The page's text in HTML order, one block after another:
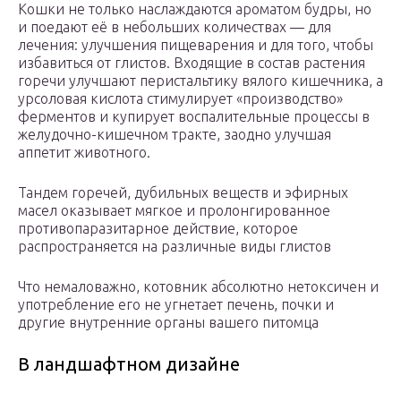
Кошки не только наслаждаются ароматом будры, но
и поедают её в небольших количествах — для
лечения: улучшения пищеварения и для того, чтобы
избавиться от глистов. Входящие в состав растения
горечи улучшают перистальтику вялого кишечника, а
урсоловая кислота стимулирует «производство»
ферментов и купирует воспалительные процессы в
желудочно-кишечном тракте, заодно улучшая
аппетит животного.
Тандем горечей, дубильных веществ и эфирных
масел оказывает мягкое и пролонгированное
противопаразитарное действие, которое
распространяется на различные виды глистов
Что немаловажно, котовник абсолютно нетоксичен и
употребление его не угнетает печень, почки и
другие внутренние органы вашего питомца
В ландшафтном дизайне